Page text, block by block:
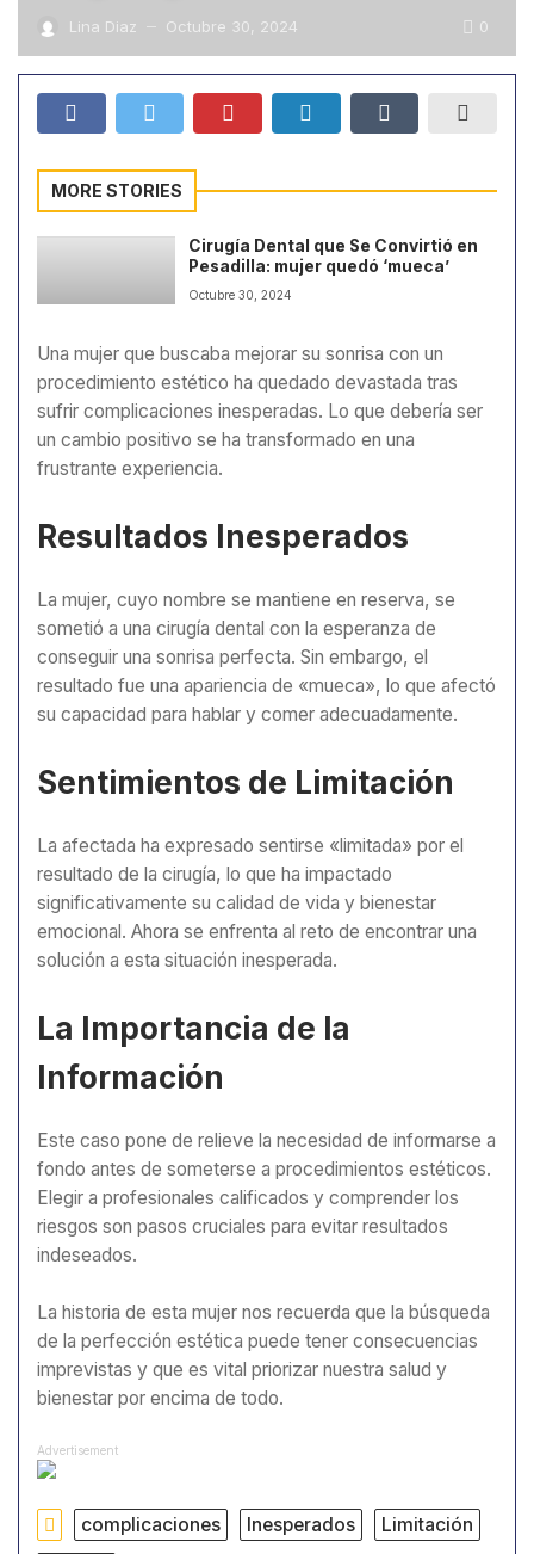
Lina Diaz — Octubre 30, 2024 0
MORE STORIES
Cirugía Dental que Se Convirtió en
Pesadilla: mujer quedó ‘mueca’
Octubre 30, 2024
Una mujer que buscaba mejorar su sonrisa con un
procedimiento estético ha quedado devastada tras
sufrir complicaciones inesperadas. Lo que debería ser
un cambio positivo se ha transformado en una
frustrante experiencia.
Resultados Inesperados
La mujer, cuyo nombre se mantiene en reserva, se
sometió a una cirugía dental con la esperanza de
conseguir una sonrisa perfecta. Sin embargo, el
resultado fue una apariencia de «mueca», lo que afectó
su capacidad para hablar y comer adecuadamente.
Sentimientos de Limitación
La afectada ha expresado sentirse «limitada» por el
resultado de la cirugía, lo que ha impactado
significativamente su calidad de vida y bienestar
emocional. Ahora se enfrenta al reto de encontrar una
solución a esta situación inesperada.
La Importancia de la
Información
Este caso pone de relieve la necesidad de informarse a
fondo antes de someterse a procedimientos estéticos.
Elegir a profesionales calificados y comprender los
riesgos son pasos cruciales para evitar resultados
indeseados.
La historia de esta mujer nos recuerda que la búsqueda
de la perfección estética puede tener consecuencias
imprevistas y que es vital priorizar nuestra salud y
bienestar por encima de todo.
Advertisement
complicaciones Inesperados
Limitación